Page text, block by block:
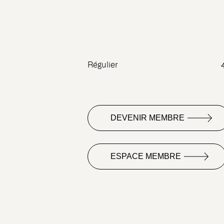
Régulier
DEVENIR MEMBRE
ESPACE MEMBRE